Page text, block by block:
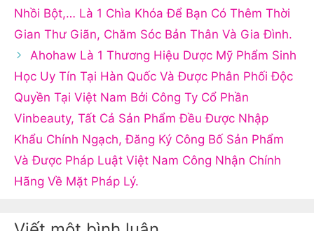
Nhồi Bột,… Là 1 Chìa Khóa Để Bạn Có Thêm Thời
Gian Thư Giãn, Chăm Sóc Bản Thân Và Gia Đình.
Ahohaw Là 1 Thương Hiệu Dược Mỹ Phẩm Sinh
Học Uy Tín Tại Hàn Quốc Và Được Phân Phối Độc
Quyền Tại Việt Nam Bởi Công Ty Cổ Phần
Vinbeauty, Tất Cả Sản Phẩm Đều Được Nhập
Khẩu Chính Ngạch, Đăng Ký Công Bố Sản Phẩm
Và Được Pháp Luật Việt Nam Công Nhận Chính
Hãng Về Mặt Pháp Lý.